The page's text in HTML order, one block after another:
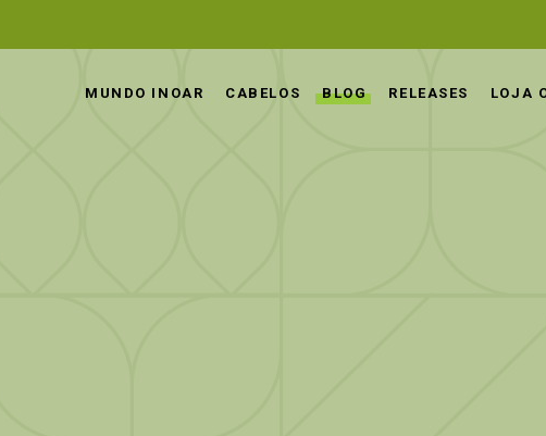
MUNDO INOAR CABELOS BLOG RELEASES LOJA